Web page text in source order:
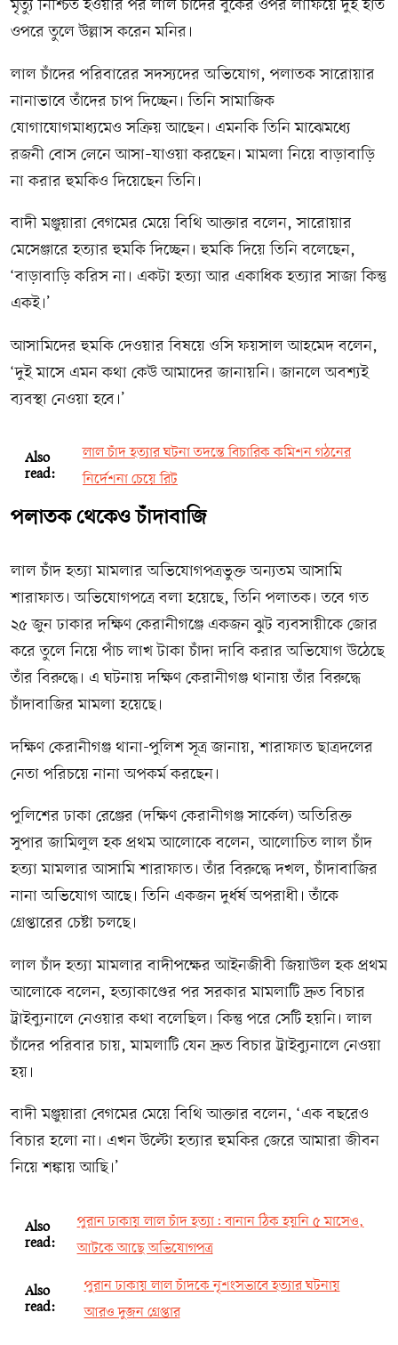
মৃত্যু নিশ্চিত হওয়ার পর লাল চাঁদের বুকের ওপর লাফিয়ে দুই হাত
ওপরে তুলে উল্লাস করেন মনির।
লাল চাঁদের পরিবারের সদস্যদের অভিযোগ, পলাতক সারোয়ার
নানাভাবে তাঁদের চাপ দিচ্ছেন। তিনি সামাজিক
যোগাযোগমাধ্যমেও সক্রিয় আছেন। এমনকি তিনি মাঝেমধ্যে
রজনী বোস লেনে আসা–যাওয়া করছেন। মামলা নিয়ে বাড়াবাড়ি
না করার হুমকিও দিয়েছেন তিনি।
বাদী মঞ্জুয়ারা বেগমের মেয়ে বিথি আক্তার বলেন, সারোয়ার
মেসেঞ্জারে হত্যার হুমকি দিচ্ছেন। হুমকি দিয়ে তিনি বলেছেন,
‘বাড়াবাড়ি করিস না। একটা হত্যা আর একাধিক হত্যার সাজা কিন্তু
একই।’
আসামিদের হুমকি দেওয়ার বিষয়ে ওসি ফয়সাল আহমেদ বলেন,
‘দুই মাসে এমন কথা কেউ আমাদের জানায়নি। জানলে অবশ্যই
ব্যবস্থা নেওয়া হবে।’
Also
read:
লাল চাঁদ হত্যার ঘটনা তদন্তে বিচারিক কমিশন গঠনের
নির্দেশনা চেয়ে রিট
পলাতক থেকেও চাঁদাবাজি
লাল চাঁদ হত্যা মামলার অভিযোগপত্রভুক্ত অন্যতম আসামি
শারাফাত। অভিযোগপত্রে বলা হয়েছে, তিনি পলাতক। তবে গত
২৫ জুন ঢাকার দক্ষিণ কেরানীগঞ্জে একজন ঝুট ব্যবসায়ীকে জোর
করে তুলে নিয়ে পাঁচ লাখ টাকা চাঁদা দাবি করার অভিযোগ উঠেছে
তাঁর বিরুদ্ধে। এ ঘটনায় দক্ষিণ কেরানীগঞ্জ থানায় তাঁর বিরুদ্ধে
চাঁদাবাজির মামলা হয়েছে।
দক্ষিণ কেরানীগঞ্জ থানা-পুলিশ সূত্র জানায়, শারাফাত ছাত্রদলের
নেতা পরিচয়ে নানা অপকর্ম করছেন।
পুলিশের ঢাকা রেঞ্জের (দক্ষিণ কেরানীগঞ্জ সার্কেল) অতিরিক্ত
সুপার জামিলুল হক প্রথম আলোকে বলেন, আলোচিত লাল চাঁদ
হত্যা মামলার আসামি শারাফাত। তাঁর বিরুদ্ধে দখল, চাঁদাবাজির
নানা অভিযোগ আছে। তিনি একজন দুর্ধর্ষ অপরাধী। তাঁকে
গ্রেপ্তারের চেষ্টা চলছে।
লাল চাঁদ হত্যা মামলার বাদীপক্ষের আইনজীবী জিয়াউল হক প্রথম
আলোকে বলেন, হত্যাকাণ্ডের পর সরকার মামলাটি দ্রুত বিচার
ট্রাইব্যুনালে নেওয়ার কথা বলেছিল। কিন্তু পরে সেটি হয়নি। লাল
চাঁদের পরিবার চায়, মামলাটি যেন দ্রুত বিচার ট্রাইব্যুনালে নেওয়া
হয়।
বাদী মঞ্জুয়ারা বেগমের মেয়ে বিথি আক্তার বলেন, ‘এক বছরেও
বিচার হলো না। এখন উল্টো হত্যার হুমকির জেরে আমারা জীবন
নিয়ে শঙ্কায় আছি।’
Also
read:
পুরান ঢাকায় লাল চাঁদ হত্যা: বানান ঠিক হয়নি ৫ মাসেও,
আটকে আছে অভিযোগপত্র
Also
read:
পুরান ঢাকায় লাল চাঁদকে নৃশংসভাবে হত্যার ঘটনায়
আরও দুজন গ্রেপ্তার